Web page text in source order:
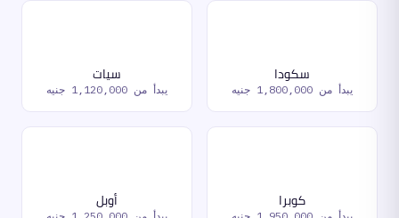
سكودا
يبدأ من 1,800,000 جنيه
سيات
يبدأ من 1,120,000 جنيه
كوبرا أوبل